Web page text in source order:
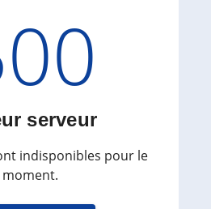
serveur
indisponibles pour le
moment.